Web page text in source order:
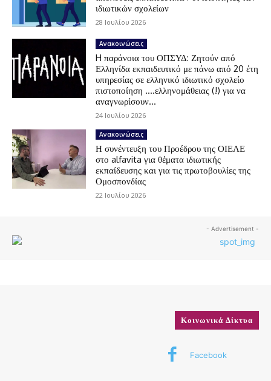
ιδιωτικών σχολείων
28 Ιουλίου 2026
Ανακοινώσεις
H παράνοια του ΟΠΣΥΔ: Ζητούν από
Ελληνίδα εκπαιδευτικό με πάνω από 20 έτη
υπηρεσίας σε ελληνικό ιδιωτικό σχολείο
πιστοποίηση ….ελληνομάθειας (!) για να
αναγνωρίσουν...
24 Ιουλίου 2026
Ανακοινώσεις
Η συνέντευξη του Προέδρου της ΟΙΕΛΕ
στο alfavita για θέματα ιδιωτικής
εκπαίδευσης και για τις πρωτοβουλίες της
Ομοσπονδίας
22 Ιουλίου 2026
- Advertisement -
Κοινωνικά Δίκτυα
Facebook